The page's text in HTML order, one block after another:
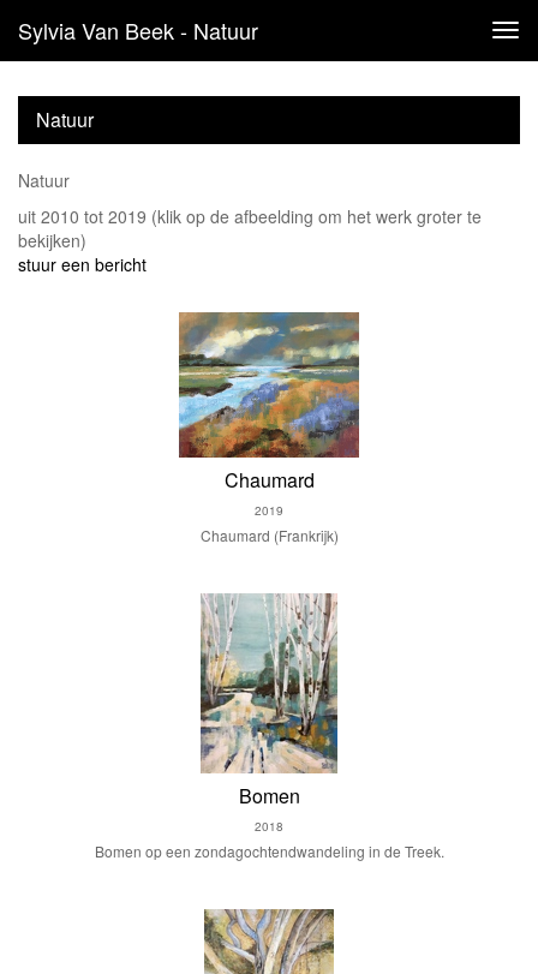
Sylvia Van Beek - Natuur
Natuur
Natuur
uit 2010 tot 2019 (klik op de afbeelding om het werk groter te
bekijken)
stuur een bericht
Chaumard
2019
Chaumard (Frankrijk)
Bomen
2018
Bomen op een zondagochtendwandeling in de Treek.